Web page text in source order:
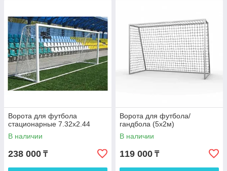
Ворота для футбола
стационарные 7.32х2.44
В наличии
238 000 ₸
Ворота для футбола/
гандбола (5х2м)
В наличии
119 000 ₸